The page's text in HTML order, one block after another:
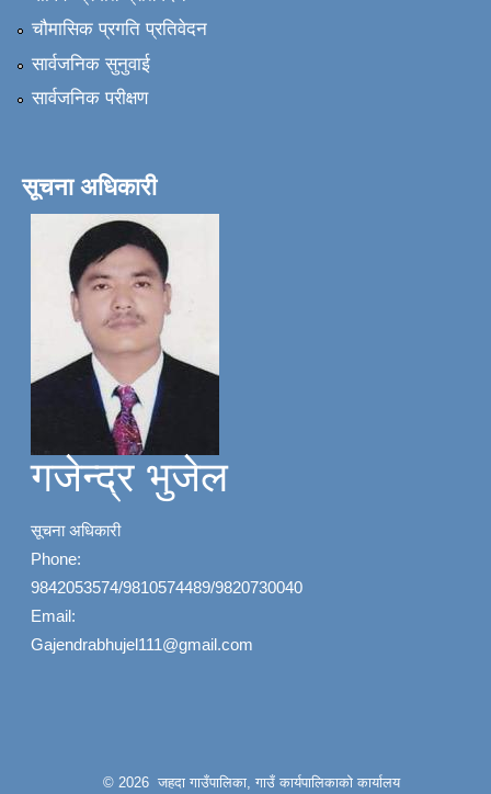
चौमासिक प्रगति प्रतिवेदन
सार्वजनिक सुनुवाई
सार्वजनिक परीक्षण
सूचना अधिकारी
गजेन्द्र भुजेल
सूचना अधिकारी
Phone:
9842053574/9810574489/9820730040
Email:
Gajendrabhujel111@gmail.com
© 2026 जहदा गाउँपालिका, गाउँ कार्यपालिकाको कार्यालय